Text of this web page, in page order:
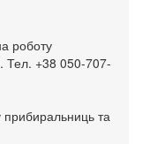
роботу
Тел. +38 050-707-
та